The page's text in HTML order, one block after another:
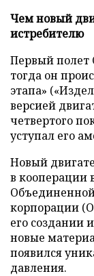
Чем новый
истребителю
Первый полет
тогда он
этапа»
версией
четвертого
уступал его
Новый
в кооперации
корпорации
его создании
новые
появился
давления.